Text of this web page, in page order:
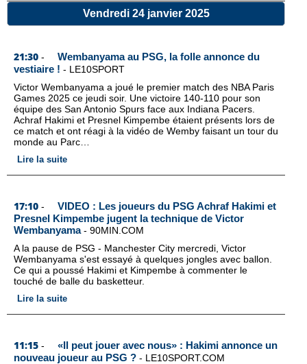
Vendredi 24 janvier 2025
21:30 -
Wembanyama au PSG, la folle annonce du
vestiaire ! - LE10SPORT
Victor Wembanyama a joué le premier match des NBA Paris
Games 2025 ce jeudi soir. Une victoire 140-110 pour son
équipe des San Antonio Spurs face aux Indiana Pacers.
Achraf Hakimi et Presnel Kimpembe étaient présents lors de
ce match et ont réagi à la vidéo de Wemby faisant un tour du
monde au Parc…
Lire la suite
17:10 -
VIDEO : Les joueurs du PSG Achraf Hakimi et
Presnel Kimpembe jugent la technique de Victor
Wembanyama- 90MIN.COM
A la pause de PSG - Manchester City mercredi, Victor
Wembanyama s'est essayé à quelques jongles avec ballon.
Ce qui a poussé Hakimi et Kimpembe à commenter le
touché de balle du basketteur.
Lire la suite
11:15 -
«Il peut jouer avec nous» : Hakimi annonce un
nouveau joueur au PSG ? - LE10SPORT.COM